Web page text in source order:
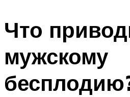
Что
мужскому